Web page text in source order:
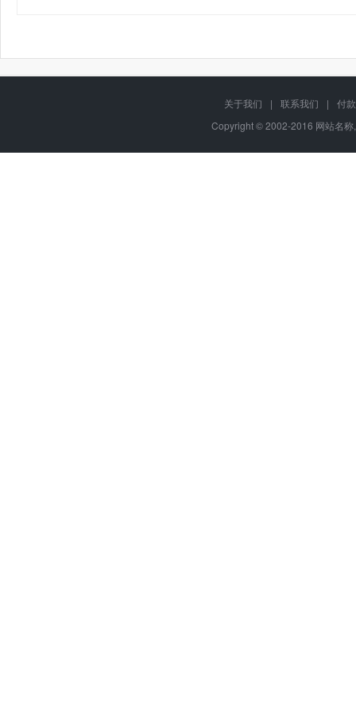
关于我们 | 联系我们 |
付
Copyright © 2002-2016 网站名